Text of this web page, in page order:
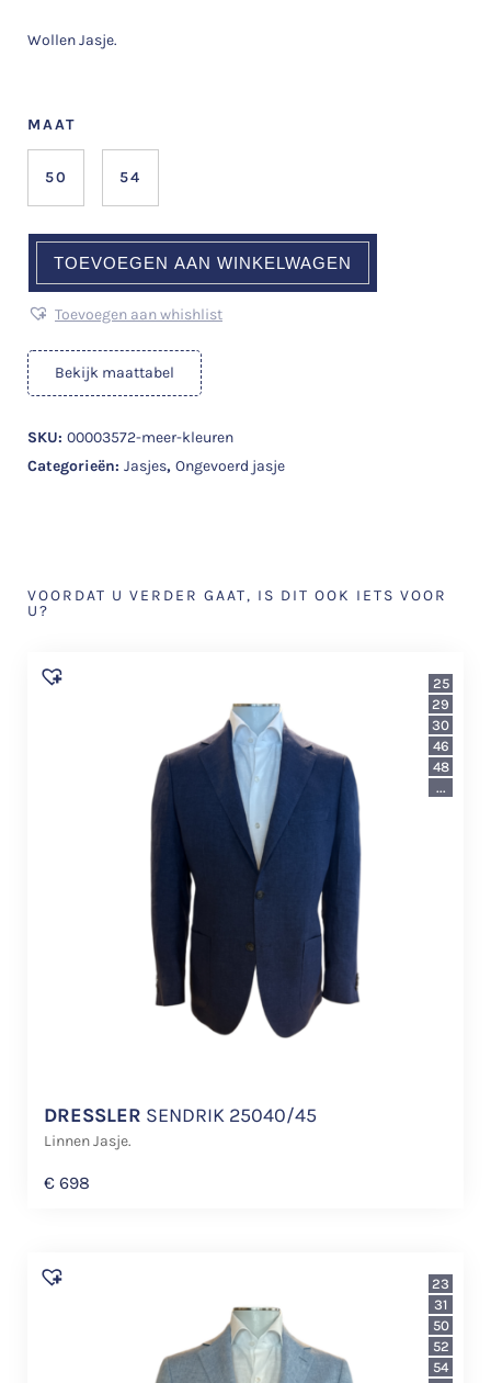
Wollen Jasje.
MAAT
50 54
TOEVOEGEN AAN WINKELWAGEN
Toevoegen aan whishlist
Bekijk maattabel
SKU: 00003572-meer-kleuren
Categorieën: Jasjes, Ongevoerd jasje
VOORDAT U VERDER GAAT, IS DIT OOK IETS VOOR
U?
DRESSLER SENDRIK 25040/45
Linnen Jasje.
€ 698
25
29
30
46
48
...
23
31
50
52
54